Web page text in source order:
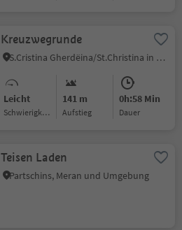
Kreuzwegrunde
S.Cristina Gherdëina/St.Christina in Gröden, St.Christina in Gröden, Dolomitenregion Gröden
Leicht
Schwierigkeitsgrad
141 m
Aufstieg
0h:58 Min
Dauer
Teisen Laden
Partschins, Meran und Umgebung